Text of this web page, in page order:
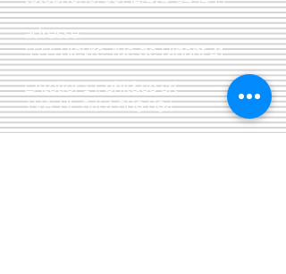
adresse:
5555 Bièvre, rue de Dinant 41
L'Atelier 13, phil&co srl
TVA: BE0461 089 894